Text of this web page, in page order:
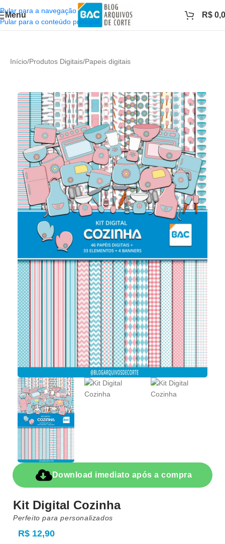
Pular para a navegação
Pular para o conteúdo principal
Menu R$
Início/Produtos Digitais/Papeis digitais
Download imediato após a compra
Kit Digital Cozinha
Perfeito para personalizados
R$ 12,90